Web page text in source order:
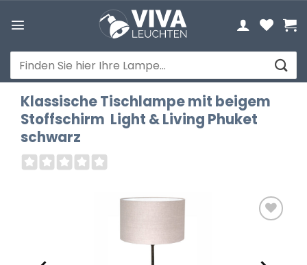
Inhalt
Suchen
nach:
Klassische Tischlampe mit beigem
Stoffschirm Light & Living Phuket
schwarz